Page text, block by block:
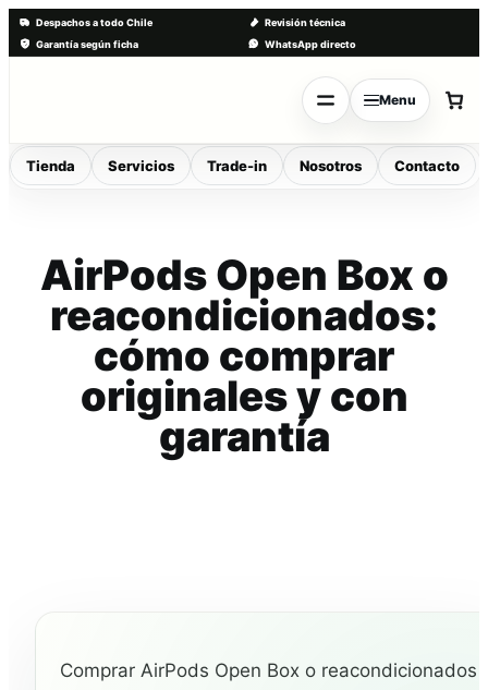
Despachos a todo Chile
Revisión técnica
Garantía según ficha
WhatsApp directo
Menu
Tienda Servicios Trade-in Nosotros Contacto
AirPods Open Box o
reacondicionados:
cómo comprar
originales y con
garantía
Comprar AirPods Open Box o reacondicionados